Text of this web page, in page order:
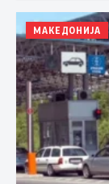
МАКЕДОНИЈА